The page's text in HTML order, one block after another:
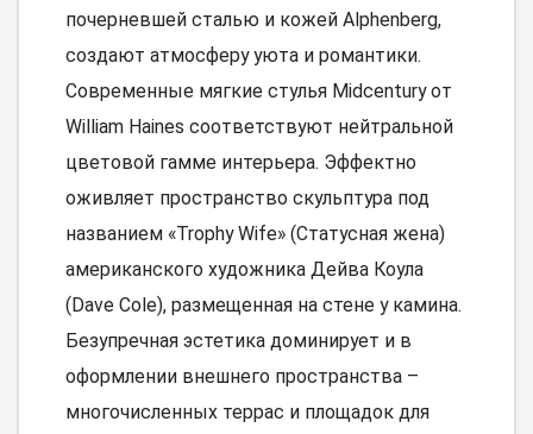
почерневшей сталью и кожей Alphenberg,
создают атмосферу уюта и романтики.
Современные мягкие стулья Midcentury от
William Haines соответствуют нейтральной
цветовой гамме интерьера. Эффектно
оживляет пространство скульптура под
названием «Trophy Wife» (Статусная жена)
американского художника Дейва Коула
(Davе Cole), размещенная на стене у камина.
Безупречная эстетика доминирует и в
оформлении внешнего пространства –
многочисленных террас и площадок для